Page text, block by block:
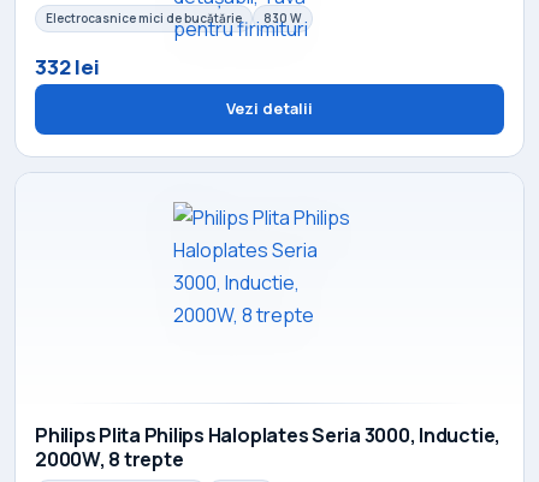
Electrocasnice mici de bucătărie 830 W
332 lei
Vezi detalii
Philips Plita Philips Haloplates Seria 3000, Inductie,
2000W, 8 trepte